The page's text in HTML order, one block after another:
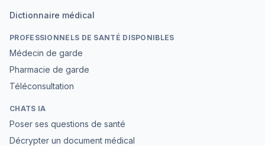
Dictionnaire médical
PROFESSIONNELS DE SANTÉ DISPONIBLES
Médecin de garde
Pharmacie de garde
Téléconsultation
CHATS IA
Poser ses questions de santé
Décrypter un document médical